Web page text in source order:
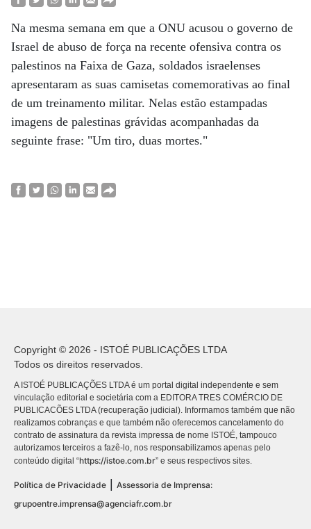
Na mesma semana em que a ONU acusou o governo de
Israel de abuso de força na recente ofensiva contra os
palestinos na Faixa de Gaza, soldados israelenses
apresentaram as suas camisetas comemorativas ao final
de um treinamento militar. Nelas estão estampadas
imagens de palestinas grávidas acompanhadas da
seguinte frase: "Um tiro, duas mortes."
Copyright © 2026 - ISTOÉ PUBLICAÇÕES LTDA
Todos os direitos reservados.
A ISTOÉ PUBLICAÇÕES LTDA é um portal digital independente e sem
vinculação editorial e societária com a EDITORA TRES COMÉRCIO DE
PUBLICACÕES LTDA (recuperação judicial). Informamos também que não
realizamos cobranças e que também não oferecemos cancelamento do
contrato de assinatura da revista impressa de nome ISTOÉ, tampouco
autorizamos terceiros a fazê-lo, nos responsabilizamos apenas pelo
conteúdo digital “https://istoe.com.br” e seus respectivos sites.
Política de Privacidade
Assessoria de Imprensa:
grupoentre.imprensa@agenciafr.com.br